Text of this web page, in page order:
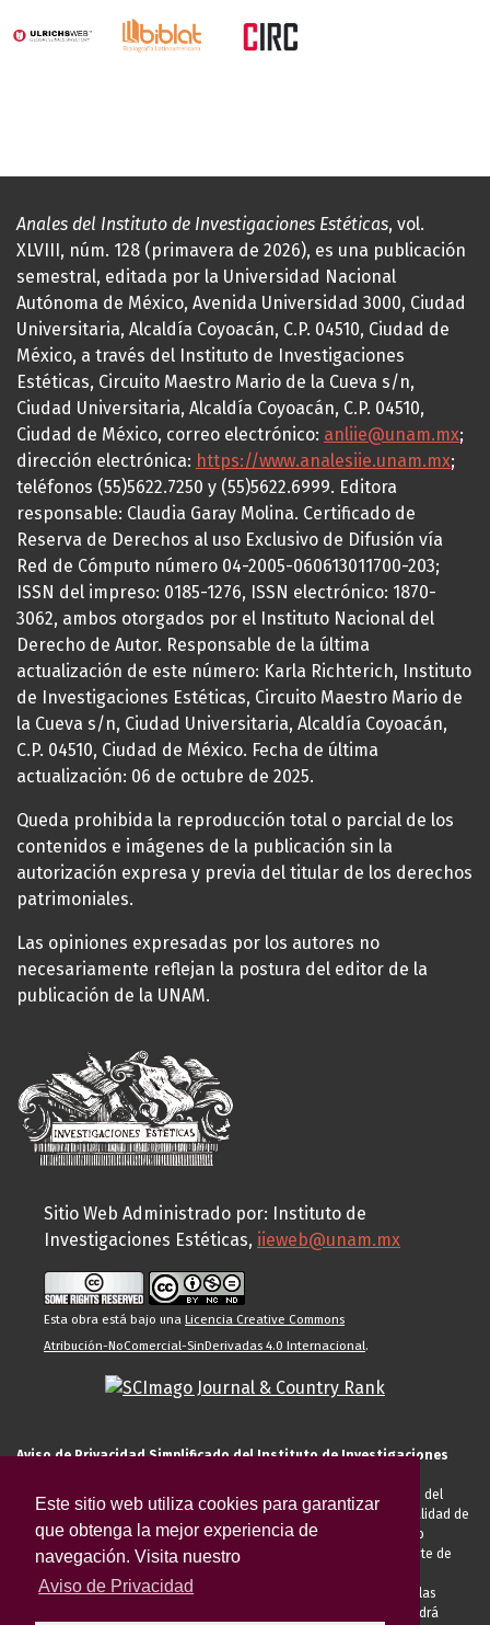
Este sitio web utiliza cookies para garantizar
que obtenga la mejor experiencia de
navegación. Visita nuestro
Aviso de Privacidad
Anales del Instituto de Investigaciones Estéticas, vol.
XLVIII, núm. 128 (primavera de 2026), es una publicación
semestral, editada por la Universidad Nacional
Autónoma de México, Avenida Universidad 3000, Ciudad
Universitaria, Alcaldía Coyoacán, C.P. 04510, Ciudad de
México, a través del Instituto de Investigaciones
Estéticas, Circuito Maestro Mario de la Cueva s/n,
Ciudad Universitaria, Alcaldía Coyoacán, C.P. 04510,
Ciudad de México, correo electrónico: anliie@unam.mx;
dirección electrónica: https://www.analesiie.unam.mx;
teléfonos (55)5622.7250 y (55)5622.6999. Editora
responsable: Claudia Garay Molina. Certificado de
Reserva de Derechos al uso Exclusivo de Difusión vía
Red de Cómputo número 04-2005-060613011700-203;
ISSN del impreso: 0185-1276, ISSN electrónico: 1870-
3062, ambos otorgados por el Instituto Nacional del
Derecho de Autor. Responsable de la última
actualización de este número: Karla Richterich, Instituto
de Investigaciones Estéticas, Circuito Maestro Mario de
la Cueva s/n, Ciudad Universitaria, Alcaldía Coyoacán,
C.P. 04510, Ciudad de México. Fecha de última
actualización: 06 de octubre de 2025.
Queda prohibida la reproducción total o parcial de los
contenidos e imágenes de la publicación sin la
autorización expresa y previa del titular de los derechos
patrimoniales.
Las opiniones expresadas por los autores no
necesariamente reflejan la postura del editor de la
publicación de la UNAM.
Sitio Web Administrado por: Instituto de
Investigaciones Estéticas, iieweb@unam.mx
Esta obra está bajo una Licencia Creative Commons
Atribución-NoComercial-SinDerivadas 4.0 Internacional.
Aviso de Privacidad Simplificado del Instituto de Investigaciones
El Instituto de Investigaciones Estéticas de la UNAM, es responsable del
tratamiento de sus datos personales para el registro de usted en calidad de
alumno, docente, personal de la entidad académica, conferencista o
invitado externo (nacional o extranjero), visitante, proveedor o cliente de
anteriormente descritas u otras aquellas exigidas legalmente o por las
autoridades competentes podrá transferir sus datos personales. Podrá